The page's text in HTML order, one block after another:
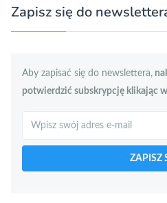
Zapisz się do
Aby zapisać się do newslettera,
potwierdzić subskrypcję klikając
Szukaj
ZAPISZ